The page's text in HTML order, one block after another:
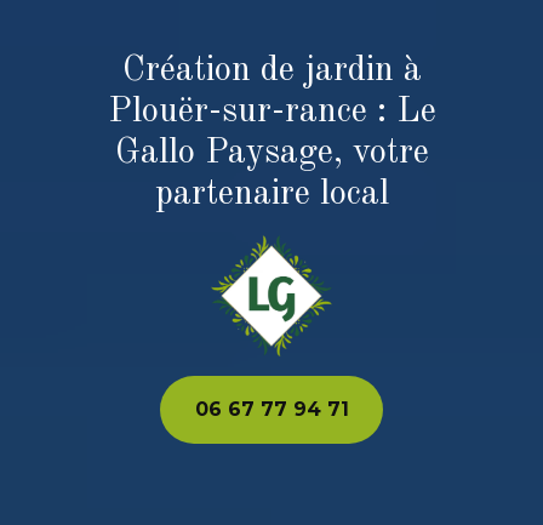
Création de jardin à
Plouër-sur-rance : Le
Gallo Paysage, votre
partenaire local
06 67 77 94 71